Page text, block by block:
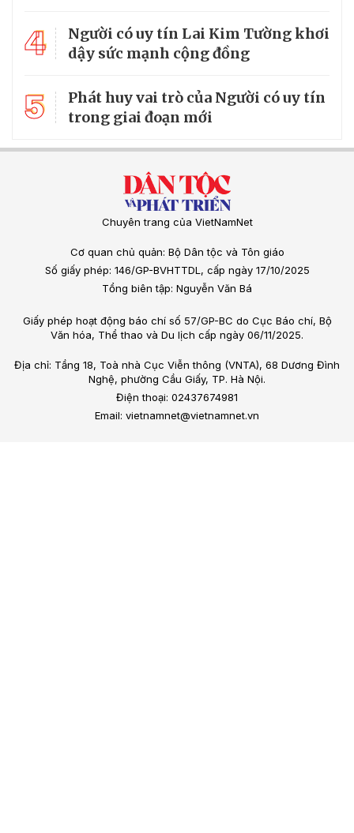
4
Người có uy tín Lai Kim Tường khơi
dậy sức mạnh cộng đồng
5
Phát huy vai trò của Người có uy tín
trong giai đoạn mới
Chuyên trang của VietNamNet
Cơ quan chủ quản: Bộ Dân tộc và Tôn giáo
Số giấy phép: 146/GP-BVHTTDL, cấp ngày 17/10/2025
Tổng biên tập: Nguyễn Văn Bá
Giấy phép hoạt động báo chí số 57/GP-BC do Cục Báo chí, Bộ
Văn hóa, Thể thao và Du lịch cấp ngày 06/11/2025.
Địa chỉ: Tầng 18, Toà nhà Cục Viễn thông (VNTA), 68 Dương Đình
Nghệ, phường Cầu Giấy, TP. Hà Nội.
Điện thoại: 02437674981
Email: vietnamnet@vietnamnet.vn